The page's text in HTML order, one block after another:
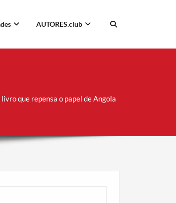
AUTORES.club
que repensa o papel de Angola